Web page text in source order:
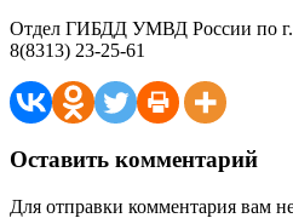
Отдел ГИБДД УМВД России по
8(8313) 23-25-61
Оставить комментарий
Для отправки комментария вам